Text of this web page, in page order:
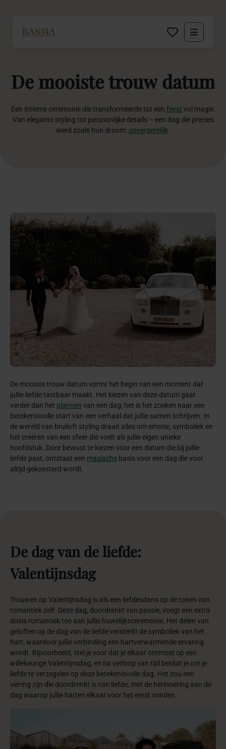
Zakelijk
Decoratie huren
De mooistetrouw datum
Een intieme ceremonie die transformeerde tot een feest vol magie.
Van elegante styling tot persoonlijke details – een dag die precies
werd zoals hun droom: onvergetelijk
De mooiste trouw datum vormt het begin van een moment dat
jullie liefde tastbaar maakt. Het kiezen van deze datum gaat
verder dan het plannen van een dag; het is het zoeken naar een
betekenisvolle start van een verhaal dat jullie samen schrijven. In
de wereld van bruiloft styling draait alles om emotie, symboliek en
het creëren van een sfeer die voelt als jullie eigen unieke
hoofdstuk. Door bewust te kiezen voor een datum die bij jullie
liefde past, ontstaat een magische basis voor een dag die voor
altijd gekoesterd wordt.
De dagvan de liefde:
Valentijnsdag
Trouwen op Valentijnsdag is als een liefdesdans op de tonen van
romantiek zelf. Deze dag, doordrenkt van passie, voegt een extra
dosis romantiek toe aan jullie huwelijksceremonie. Het delen van
geloften op de dag van de liefde versterkt de symboliek van het
hart, waardoor jullie verbinding een hartverwarmende ervaring
wordt. Bijvoorbeeld, stel je voor dat je elkaar ontmoet op een
willekeurige Valentijnsdag, en na verloop van tijd besluit je om je
liefde te verzegelen op deze betekenisvolle dag. Het zou een
viering zijn die doordrenkt is van liefde, met de herinnering aan de
dag waarop jullie harten elkaar voor het eerst vonden.